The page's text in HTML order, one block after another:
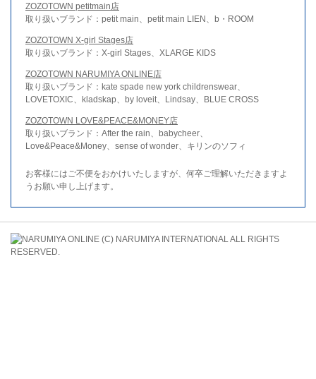
ZOZOTOWN petitmain店
取り扱いブランド：petit main、petit main LIEN、b・ROOM
ZOZOTOWN X-girl Stages店
取り扱いブランド：X-girl Stages、XLARGE KIDS
ZOZOTOWN NARUMIYA ONLINE店
取り扱いブランド：kate spade new york childrenswear、
LOVETOXIC、kladskap、by loveit、Lindsay、BLUE CROSS
ZOZOTOWN LOVE&PEACE&MONEY店
取り扱いブランド：After the rain、babycheer、
Love&Peace&Money、sense of wonder、キリンのソフィ
お客様にはご不便をおかけいたしますが、何卒ご理解いただきますよ
うお願い申し上げます。